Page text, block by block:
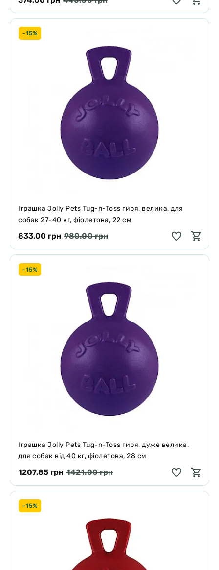
-15%
Іграшка Jolly Pets Tug-n-Toss гиря, велика, для
собак 27-40 кг, фіолетова, 22 см
833.00 грн 980.00 грн
-15%
Іграшка Jolly Pets Tug-n-Toss гиря, дуже велика,
для собак від 40 кг, фіолетова, 28 см
1207.85 грн 1421.00 грн
-15%